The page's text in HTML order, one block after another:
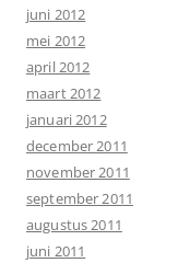
juni 2012
mei 2012
april 2012
maart 2012
januari 2012
december 2011
november 2011
september 2011
augustus 2011
juni 2011